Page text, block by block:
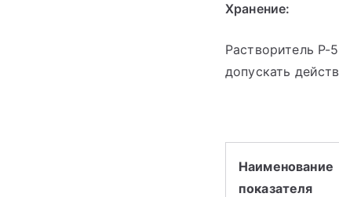
Хранение:
Растворитель Р-
допускать
Наименование
показателя